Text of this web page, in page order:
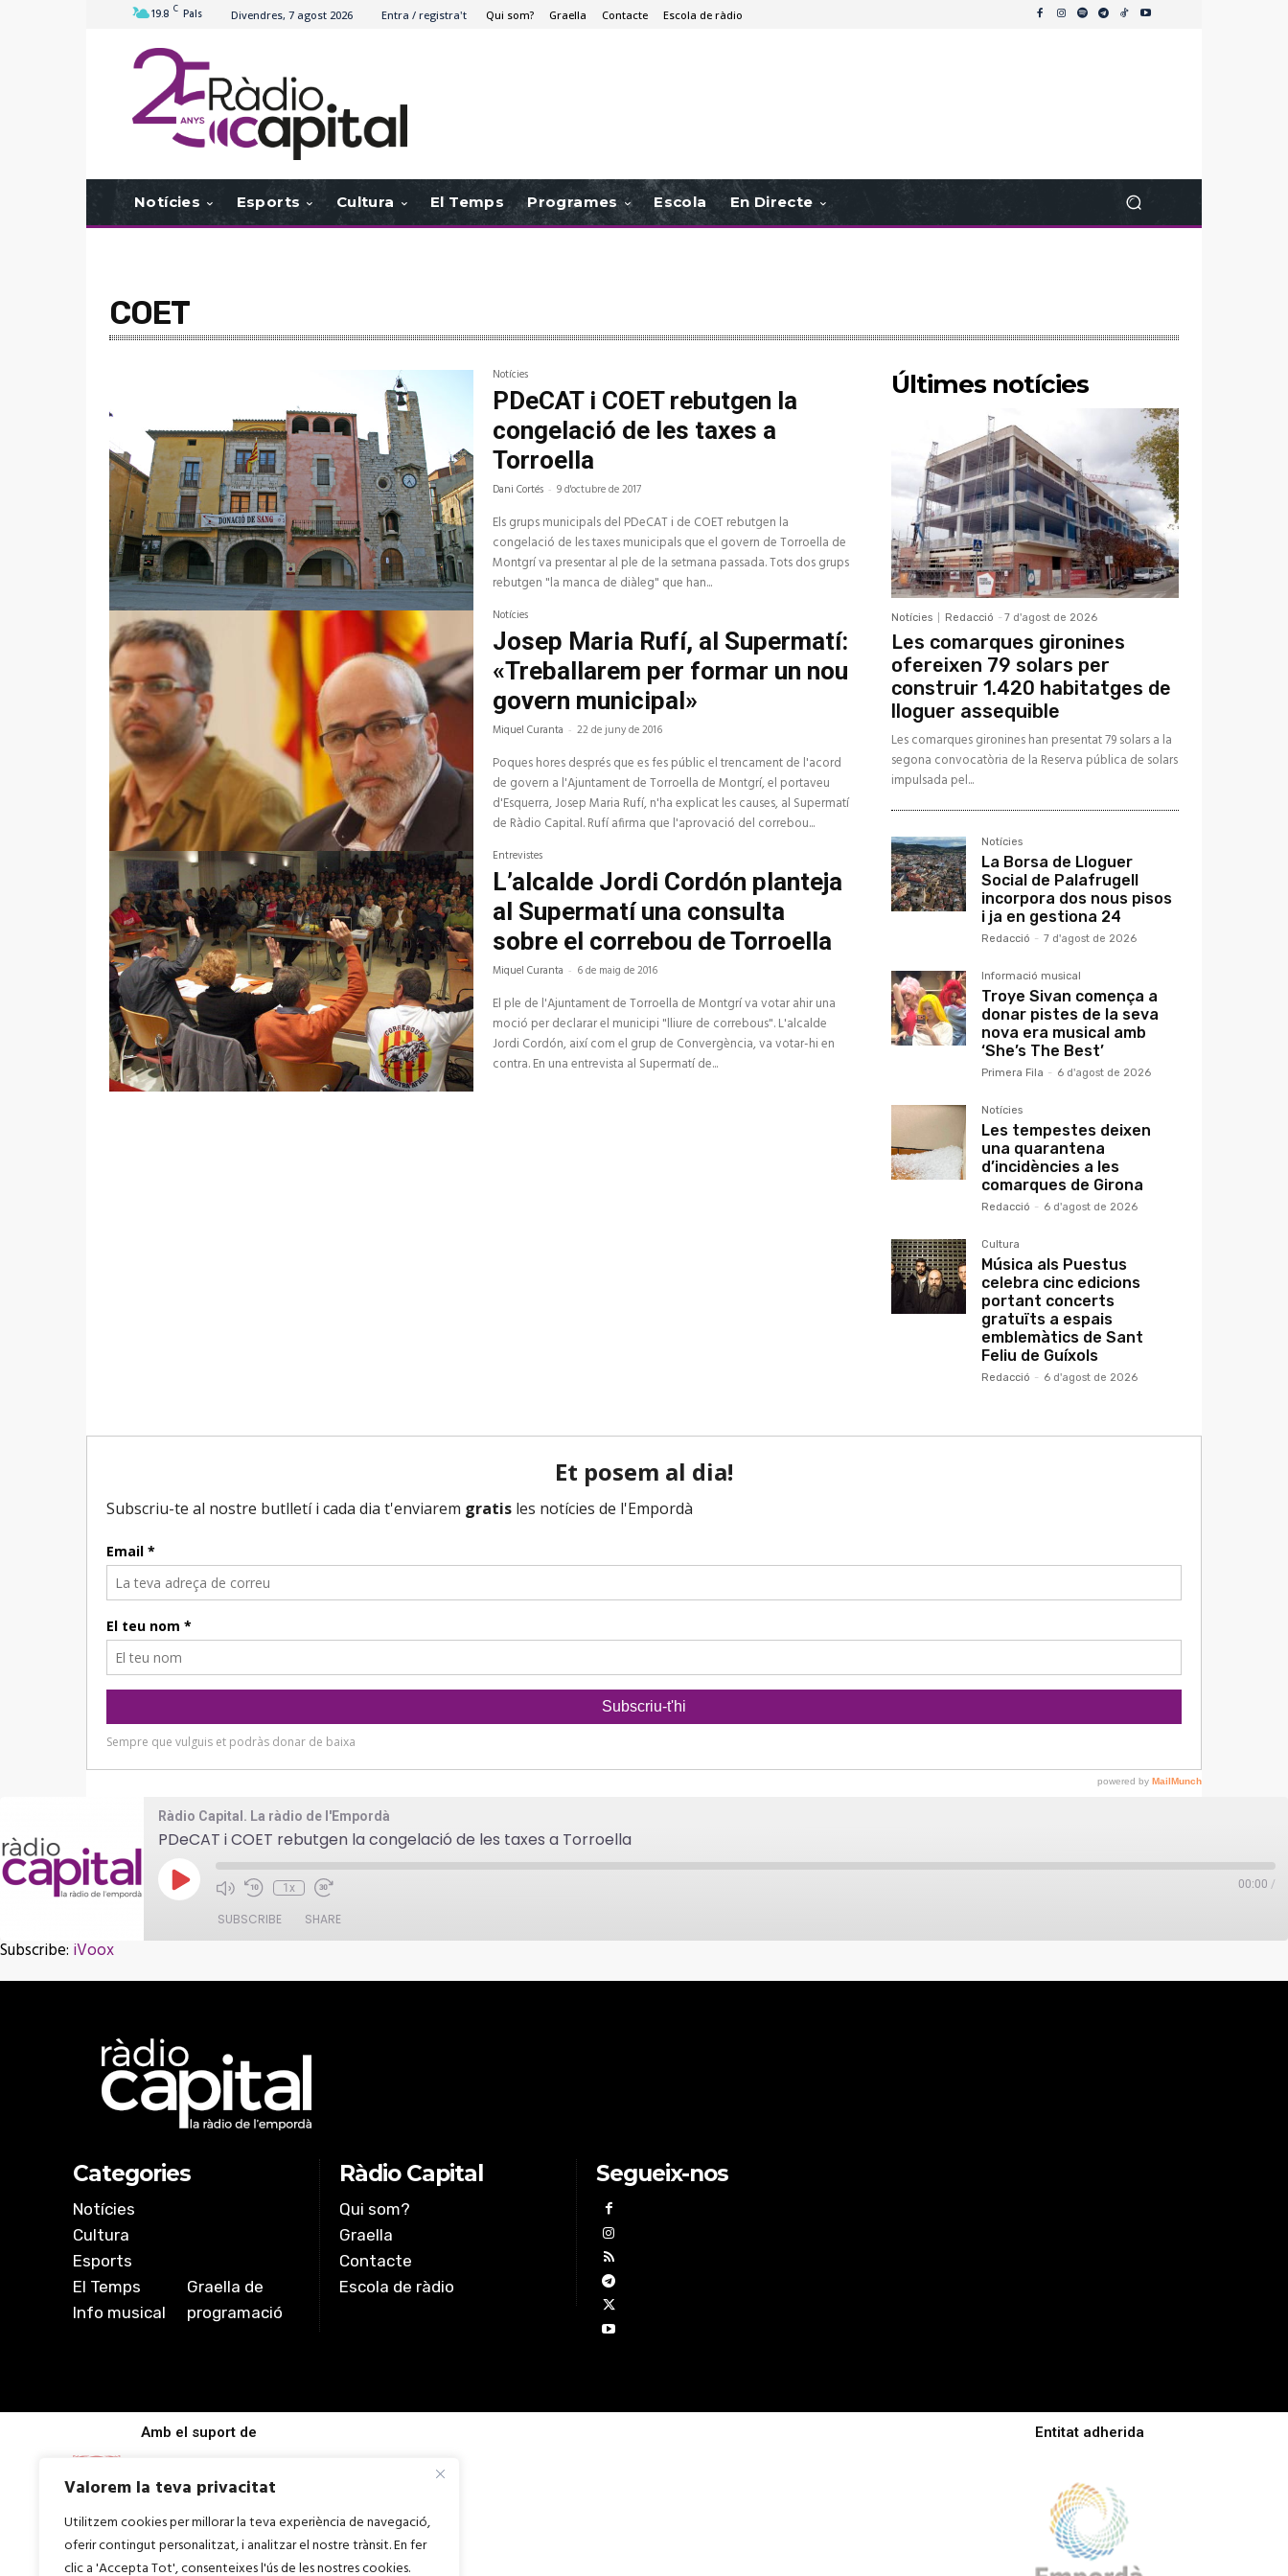
Valorem la teva privacitat
Utilitzem cookies per millorar la teva experiència de navegació,
oferir contingut personalitzat, i analitzar el nostre trànsit. En fer
clic a 'Accepta Tot', consenteixes l'ús de les nostres cookies.
19.8 C Pals Divendres, 7 agost 2026 Entra / registra't Qui som? Graella Contacte Escola de ràdio
Notícies Esports Cultura El Temps Programes Escola En Directe
COET
Notícies
PDeCAT i COET rebutgen la
congelació de les taxes a
Torroella
Dani Cortés - 9 d'octubre de 2017
Els grups municipals del PDeCAT i de COET rebutgen la
congelació de les taxes municipals que el govern de Torroella de
Montgrí va presentar al ple de la setmana passada. Tots dos grups
rebutgen "la manca de diàleg" que han...
Notícies
Josep Maria Rufí, al Supermatí:
«Treballarem per formar un nou
govern municipal»
Miquel Curanta - 22 de juny de 2016
Poques hores després que es fes públic el trencament de l'acord
de govern a l'Ajuntament de Torroella de Montgrí, el portaveu
d'Esquerra, Josep Maria Rufí, n'ha explicat les causes, al Supermatí
de Ràdio Capital. Rufí afirma que l'aprovació del correbou...
Entrevistes
L’alcalde Jordi Cordón planteja
al Supermatí una consulta
sobre el correbou de Torroella
Miquel Curanta - 6 de maig de 2016
El ple de l'Ajuntament de Torroella de Montgrí va votar ahir una
moció per declarar el municipi "lliure de correbous". L'alcalde
Jordi Cordón, així com el grup de Convergència, va votar-hi en
contra. En una entrevista al Supermatí de...
Últimes notícies
Notícies Redacció - 7 d'agost de 2026
Les comarques gironines
ofereixen 79 solars per
construir 1.420 habitatges de
lloguer assequible
Les comarques gironines han presentat 79 solars a la
segona convocatòria de la Reserva pública de solars
impulsada pel...
Notícies
La Borsa de Lloguer
Social de Palafrugell
incorpora dos nous pisos
i ja en gestiona 24
Redacció - 7 d'agost de 2026
Informació musical
Troye Sivan comença a
donar pistes de la seva
nova era musical amb
‘She’s The Best’
Primera Fila - 6 d'agost de 2026
Notícies
Les tempestes deixen
una quarantena
d’incidències a les
comarques de Girona
Redacció - 6 d'agost de 2026
Cultura
Música als Puestus
celebra cinc edicions
portant concerts
gratuïts a espais
emblemàtics de Sant
Feliu de Guíxols
Redacció - 6 d'agost de 2026
Ràdio Capital. La ràdio de l'Empordà
PDeCAT i COET rebutgen la congelació de les taxes a Torroella
Play
Episode
1x 00:00 /
SUBSCRIBE SHARE
iVoox
SHARE
Subscribe: iVoox
Categories
Notícies
Cultura
Esports
El Temps
Info musical
Graella de
programació
Ràdio Capital
Qui som?
Graella
Contacte
Escola de ràdio
Segueix-nos
Amb el suport de Entitat adherida